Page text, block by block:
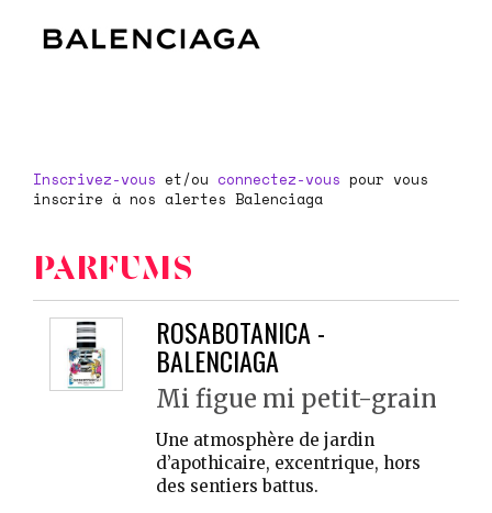
Inscrivez-vous et/ou connectez-vous pour vous
inscrire à nos alertes Balenciaga
PARFUMS
ROSABOTANICA -
BALENCIAGA
Mi figue mi petit-grain
Une atmosphère de jardin
d’apothicaire, excentrique, hors
des sentiers battus.